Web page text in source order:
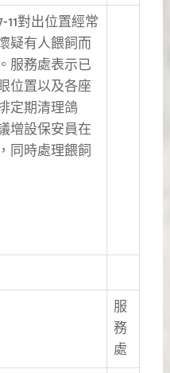
對出位置經常
疑有人餵飼而
服務處表示已
位置以及各座
定期清理鴿
增設保安員在
同時處理餵飼
服
務
處